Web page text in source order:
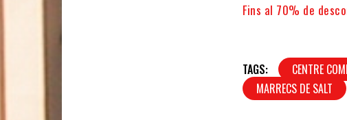
Fins al 70% de
TAGS: CENTRE
MARRECS DE SALT